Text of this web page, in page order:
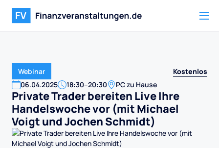
Webinar
Kostenlos
06.04.2025 18:30–20:30 PC zu Hause
Private Trader bereiten Live Ihre
Handelswoche vor (mit Michael
Voigt und Jochen Schmidt)